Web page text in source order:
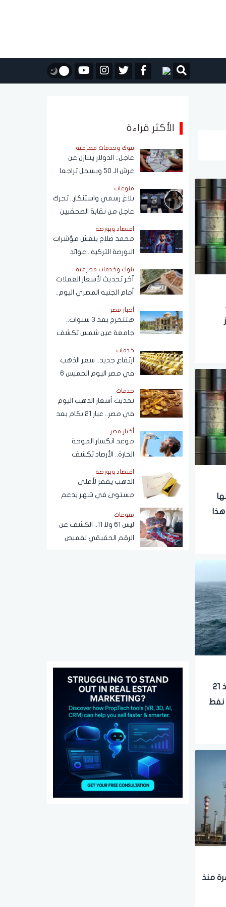
الهند تعلن فقدان 3 بحارة وتنقذ 21
نفط
منذ
الأكثر قراءة
بنوك وخدمات مصرفية
عاجل.. الدولار يتنازل عن
عرش الـ 50 ويسجل تراجعا
كبيرًا أمام الجنيه المصري
منوعات
بلاغ رسمي واستنكار.. تحرك
عاجل من نقابة الصحفيين
بشأن واقعة فتاة الأوبر
اقتصاد وبورصة
محمد صلاح ينعش مؤشرات
البورصة التركية.. عوائد
انتقال الفرعون المصري
لـ"طرابزون" تتجاوز
المستطيل الأخضر
بنوك وخدمات مصرفية
آخر تحديث لأسعار العملات
أمام الجنيه المصري اليوم..
ومفاجأة بشأن سعر الدولار
قريبًا
أخبار مصر
هتتخرج بعد 3 سنوات..
جامعة عين شمس تكشف
حقيقة تعديل مدة الدراسة
بكلية تجارة
خدمات
ارتفاع جديد.. سعر الذهب
في مصر اليوم الخميس 6
أغسطس 2026
خدمات
تحديث أسعار الذهب اليوم
في مصر.. عيار 21 بكام بعد
التحركات الآخيرة؟
أخبار مصر
موعد انكسار الموجة
الحارة.. الأرصاد تكشف
تفاصيل طقس الأيام المقبلة
اقتصاد وبورصة
الذهب يقفز لأعلى
مستوى في شهر بدعم
وترقب بيانات الوظائف
الأمريكية
منوعات
ليس 61 ولا 11.. الكشف عن
الرقم الحقيقي لقميص